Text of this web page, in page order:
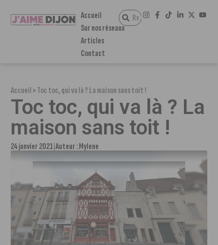
Accueil
Sur nos réseaux
Articles
Contact
Accueil»Toc toc, qui va là ? La maison sans toit !
Toc toc, qui va là ? La
maison sans toit !
24 janvier 2021 Auteur :Mylene